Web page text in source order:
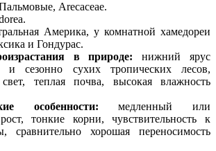
Arecaceae.
Америка, у комнатной хамедореи
и Гондурас.
в природе: нижний ярус
и сезонно сухих тропических лесов,
теплая почва, высокая влажность
особенности: медленный или
тонкие корни, чувствительность к
сравнительно хорошая переносимость